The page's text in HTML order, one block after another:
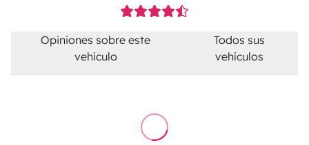
Opiniones sobre este
vehículo
Todos sus
vehículos